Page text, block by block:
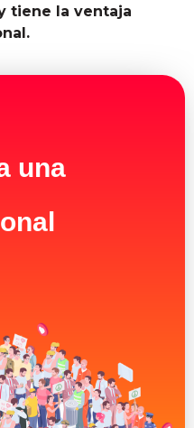
tiene la ventaja
una